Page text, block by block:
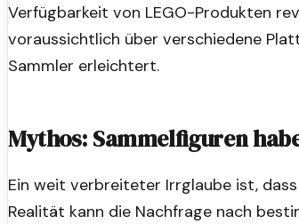
Verfügbarkeit von LEGO-Produkten
voraussichtlich über verschiedene
Sammler erleichtert.
Mythos: Sammelfiguren
Ein weit verbreiteter Irrglaube ist,
Realität kann die Nachfrage nach